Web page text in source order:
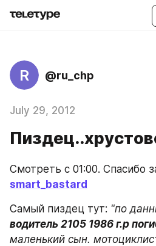
R @ru_chp
July 29, 2012
smart_bastard
Самый пиздец тут:
водитель 2105 1986 г.р
маленький сын.